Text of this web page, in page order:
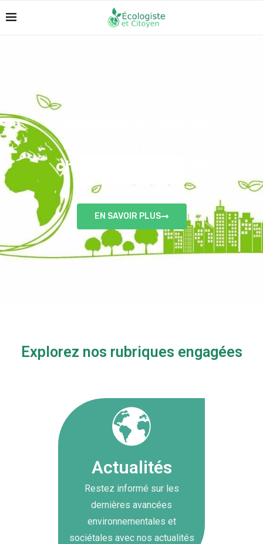
Écologiste et Citoyen :
Ensemble pour un
changement positif
EN SAVOIR PLUS
Explorez nos rubriques engagées
Actualités
Restez informé sur les
dernières avancées
environnementales et
sociétales avec nos actualités